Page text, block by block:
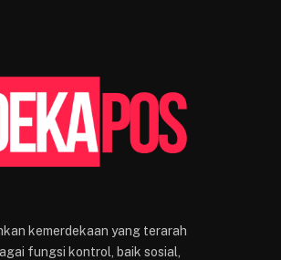
kemerdekaan yang terarah
fungsi kontrol, baik sosial,